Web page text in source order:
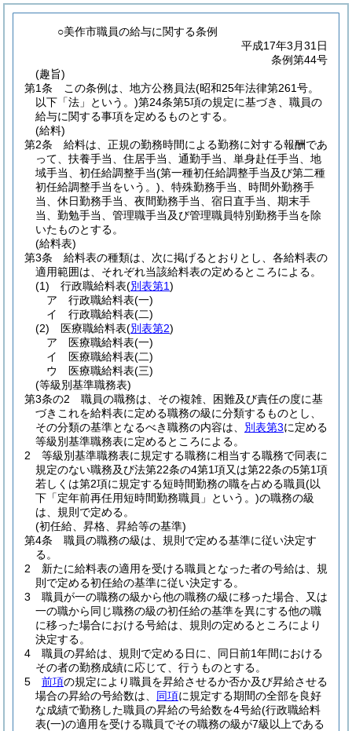
○美作市職員の給与に関する条例
平成17年3月31日
条例第44号
(趣旨)
第1条
この条例は、地方公務員法(昭和25年法律第261号。
以下「法」という。)第24条第5項の規定に基づき、職員の
給与に関する事項を定めるものとする。
(給料)
第2条
給料は、正規の勤務時間による勤務に対する報酬であ
って、扶養手当、住居手当、通勤手当、単身赴任手当、地
域手当、初任給調整手当(第一種初任給調整手当及び第二種
初任給調整手当をいう。) 、特殊勤務手当、時間外勤務手
当、休日勤務手当、夜間勤務手当、宿日直手当、期末手
当、勤勉手当、管理職手当及び管理職員特別勤務手当を除
いたものとする。
(給料表)
第3条
給料表の種類は、次に掲げるとおりとし、各給料表の
適用範囲は、それぞれ当該給料表の定めるところによる。
(1)
行政職給料表(別表第1)
ア
行政職給料表(一)
イ
行政職給料表(二)
(2)
医療職給料表(別表第2)
ア
医療職給料表(一)
イ
医療職給料表(二)
ウ
医療職給料表(三)
(等級別基準職務表)
第3条の2
職員の職務は、その複雑、困難及び責任の度に基
づきこれを給料表に定める職務の級に分類するものとし、
その分類の基準となるべき職務の内容は、 別表第3に定める
等級別基準職務表に定めるところによる。
2
等級別基準職務表に規定する職務に相当する職務で同表に
規定のない職務及び法第22条の4第1項又は第22条の5第1項
若しくは第2項に規定する短時間勤務の職を占める職員(以
下「定年前再任用短時間勤務職員」という。)の職務の級
は、規則で定める。
(初任給、昇格、昇給等の基準)
第4条
職員の職務の級は、規則で定める基準に従い決定す
る。
2
新たに給料表の適用を受ける職員となった者の号給は、規
則で定める初任給の基準に従い決定する。
3
職員が一の職務の級から他の職務の級に移った場合、又は
一の職から同じ職務の級の初任給の基準を異にする他の職
に移った場合における号給は、規則の定めるところにより
決定する。
4
職員の昇給は、規則で定める日に、同日前1年間における
その者の勤務成績に応じて、行うものとする。
5
前項の規定により職員を昇給させるか否か及び昇給させる
場合の昇給の号給数は、 同項に規定する期間の全部を良好
な成績で勤務した職員の昇給の号給数を4号給(行政職給料
表(一)の適用を受ける職員でその職務の級が7級以上である